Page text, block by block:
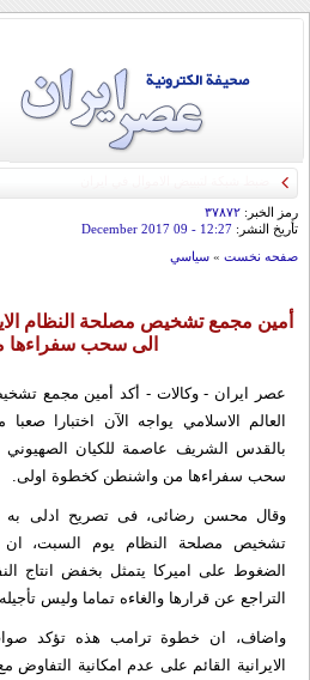
رمز الخبر: ۳۷۸۷۲
تأريخ النشر: 12:27
- 09 December 2017
صفحه نخست » سياسي
أمين مجمع تشخيص مصلحة النظام
الى سحب سفراءها
عصر ايران - وكالات - أكد أمين مجمع
العالم الاسلامي يواجه الآن اختبارا
بالقدس الشريف عاصمة للكيان الصهيوني
سحب سفراءها من واشنطن كخطوة اولى.
وقال محسن رضائی، فی تصریح ادلى به
تشخیص مصلحة النظام یوم السبت، ان
الضغوط على امیرکا یتمثل بخفض انتاج
التراجع عن قرارها والغاءه تماما ولیس
واضاف، ان خطوة ترامب هذه تؤکد صواب
الایرانیة القائم على عدم امکانیة التفاوض